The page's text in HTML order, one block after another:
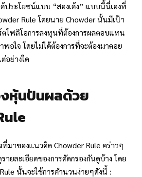
ประโยชน์แบบ “สองเด้ง” แบบนี้นี่เองที่
Rule โดยนาย Chowder นั้นมีเป้า
โฟลิโอการลงทุนที่ต้องการผลตอบแทน
พอใจ โดยไม่ได้ต้องการที่จะต้องมาคอย
อย่างใด
หุ้นปันผลด้วย
ที่มาของแนวคิด Chowder Rule คร่าวๆ
ายละเอียดของการคัดกรองกันดูบ้าง โดย
นั้นจะใช้การคำนวนง่ายๆดังนี้ :